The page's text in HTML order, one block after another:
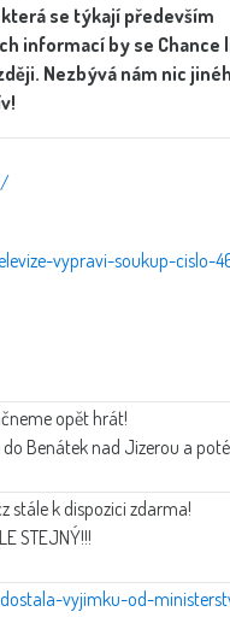
se týkají především
informací by se Chance
Nezbývá nám nic
vypravi-soukup-cislo-
opět hrát!
Benátek nad Jizerou a
stále k dispozici zdarma!
STEJNÝ!!!
vyjimku-od-